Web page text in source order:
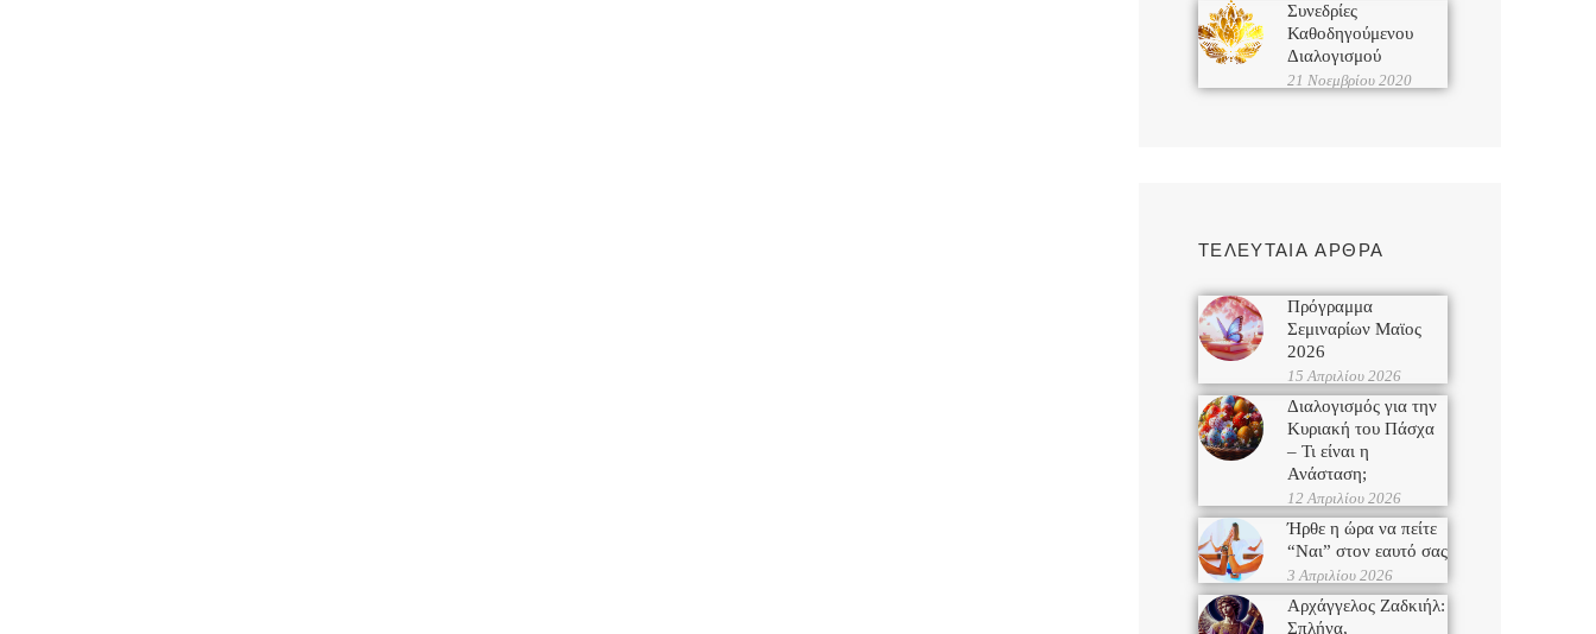
Συνεδρίες
Καθοδηγούμενου
Διαλογισμού
21 Νοεμβρίου 2020
ΤΕΛΕΥΤΑΙΑ ΑΡΘΡΑ
Πρόγραμμα
Σεμιναρίων Μαϊος
2026
15 Απριλίου 2026
Διαλογισμός για την
Κυριακή του Πάσχα
– Τι είναι η
Ανάσταση;
12 Απριλίου 2026
Ήρθε η ώρα να πείτε
“Ναι” στον εαυτό σας
3 Απριλίου 2026
Αρχάγγελος Ζαδκιήλ:
Σπλήνα,